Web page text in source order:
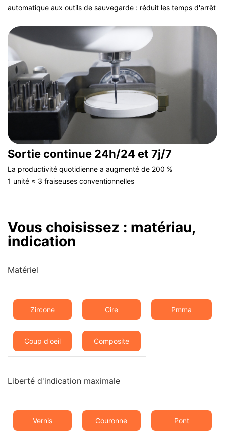
automatique aux outils de sauvegarde : réduit les temps d'arrêt
Sortie continue 24h/24 et 7j/7
La productivité quotidienne a augmenté de 200 %
1 unité ≈ 3 fraiseuses conventionnelles
Vous choisissez : matériau,
indication
Matériel
Zircone Cire Pmma
Coup d'oeil Composite
Liberté d'indication maximale
Vernis Couronne Pont